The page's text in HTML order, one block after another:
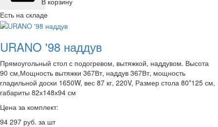
Есть на складе
URANO '98 наддув
Прямоугольный стол с подогревом, вытяжкой, наддувом. Высота
90 см,Мощность вытяжки 367Вт, наддув 367Вт, мощность
гладильной доски 1650W, вес 87 кг, 220V, Размер стола 80*125 см,
габариты 82х148х94 см
Цена за комплект:
94 297 руб. за шт